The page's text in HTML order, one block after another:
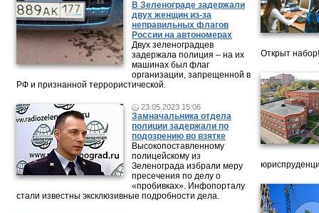
В Зеленограде задержали
двух женщин из-за
неправильных флагов
России на автономерах
Двух зеленоградцев
задержала полиция – на их
машинах был флаг
организации, запрещенной в
РФ и признанной террористической.
23.05.2023 15:06
Замначальника отдела
полиции задержали по
подозрению во взятке
Высокопоставленному
полицейскому из
Зеленограда избрали меру
пресечения по делу о
«пробивках». Инфопорталу
стали известны эксклюзивные подробности дела.
Открыт набор!